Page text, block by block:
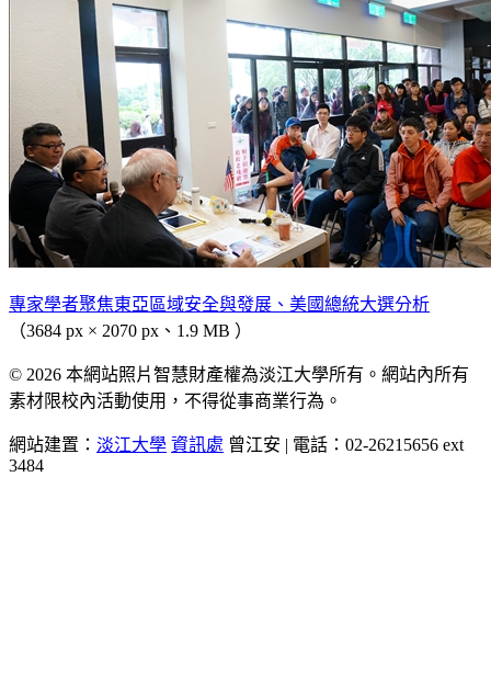
專家學者聚焦東亞區域安全與發展、美國總統大選分析
（3684 px × 2070 px、1.9 MB ）
© 2026 本網站照片智慧財產權為淡江大學所有。網站內所有
素材限校內活動使用，不得從事商業行為。
網站建置： 淡江大學 資訊處 曾江安 | 電話：02-26215656 ext
3484